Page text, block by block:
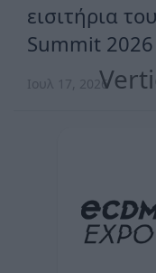
εισιτήρια
Summit 2026
Ιουλ 17, 2026